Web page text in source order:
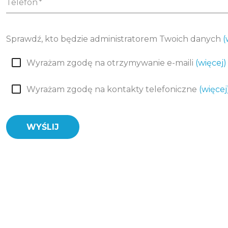
Telefon
Sprawdź, kto będzie administratorem Twoich danych
Wyrażam zgodę na otrzymywanie e-maili (więcej)
Wyrażam zgodę na kontakty telefoniczne
WYŚLIJ